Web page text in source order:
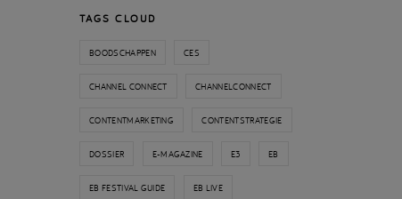
TAGS CLOUD
BOODSCHAPPEN CES
CHANNEL CONNECT CHANNELCONNECT
CONTENTMARKETING CONTENTSTRATEGIE
DOSSIER E-MAGAZINE E3 EB
EB FESTIVAL GUIDE EB LIVE